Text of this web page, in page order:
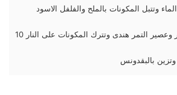
وتتبل المكونات بالملح والفلفل الاسود
نضيف الفلفل الحار وعصير التمر هندى وتترك المكونات على النار 10
بالبقدونس